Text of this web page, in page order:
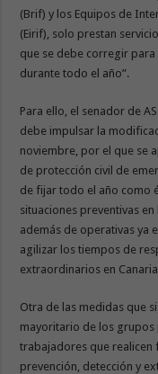
(Brif) y los Equipos de
(Eirif), solo prestan
que se debe corregir
durante todo el año”.
Para ello, el senador de
debe impulsar la
noviembre, por el que se
de protección civil de
de fijar todo el año como
situaciones preventivas
además de operativas ya
agilizar los tiempos de
extraordinarios en
Otra de las medidas que
mayoritario de los grupos
trabajadores que realicen
prevención, detección y